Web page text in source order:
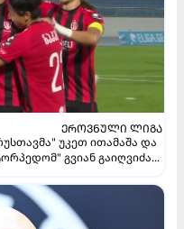
ᲔᲠᲝᲕᲜᲣᲚᲘ ᲚᲘᲒᲐ
უკეთ ითამაშა და
გვიან გაიღვიძა...